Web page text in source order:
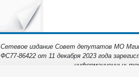
Сетевое издание Совет депутатов МО
ФС77-86422 от 11 декабря 2023 года
информационных